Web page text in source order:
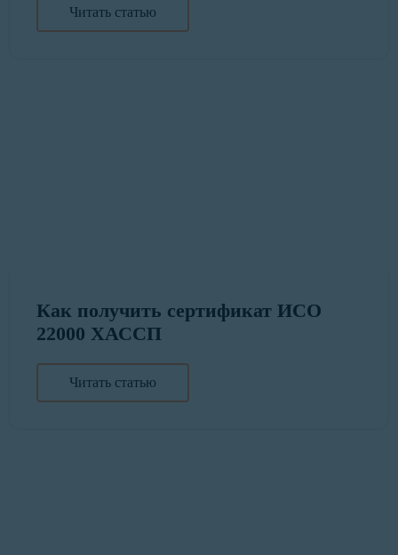
Читать статью
Как получить сертификат ИСО
22000 ХАССП
Читать статью